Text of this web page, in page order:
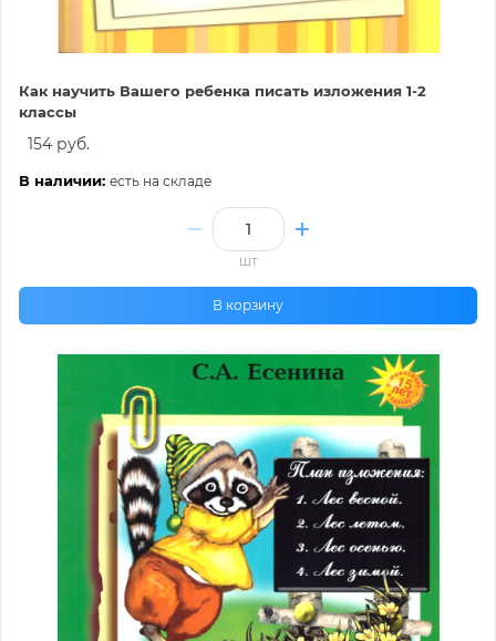
Как научить Вашего ребенка писать изложения 1-2
классы
154 руб.
В наличии: есть на складе
шт
В корзину